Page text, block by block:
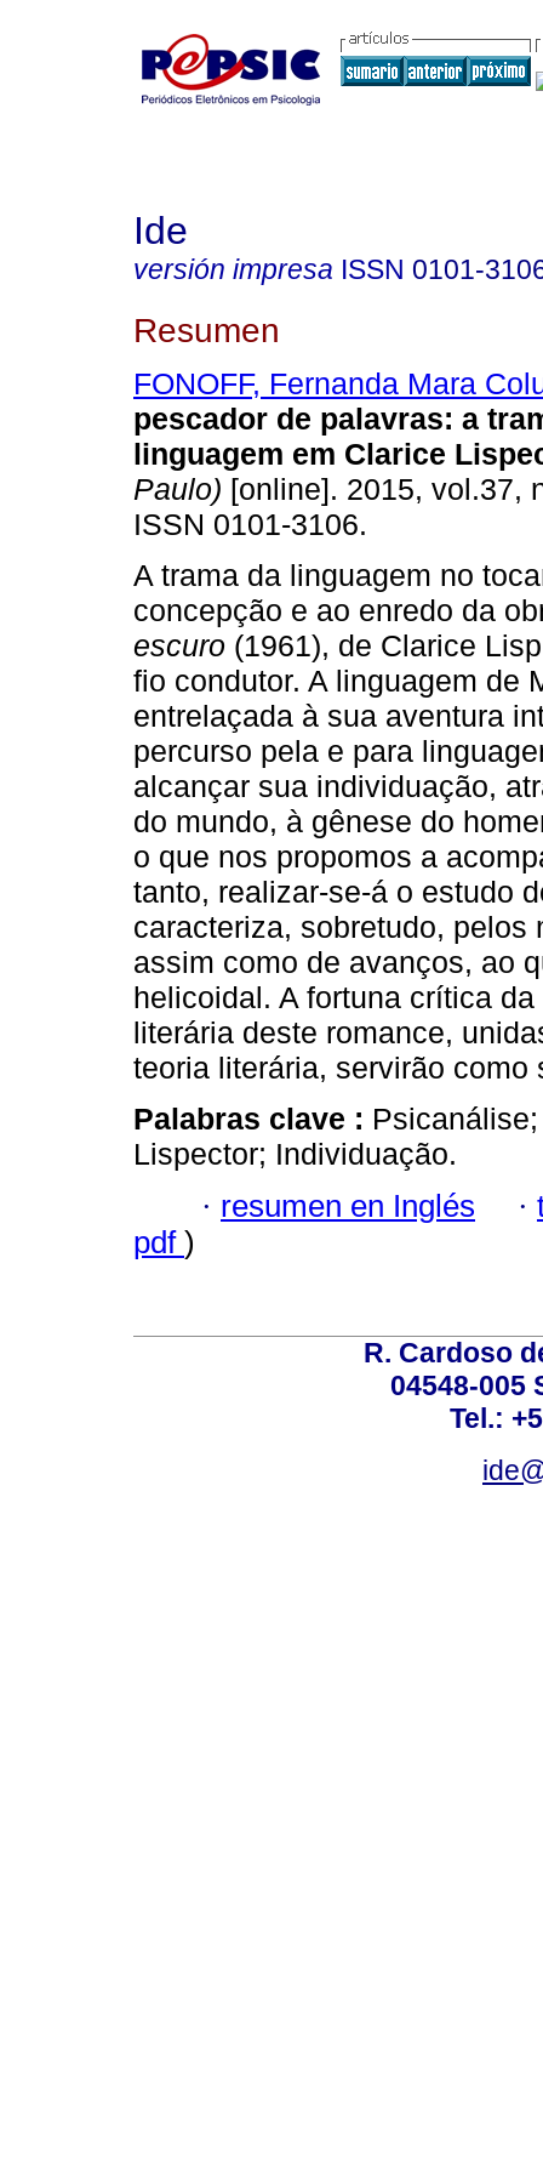
Ide
versión impresa ISSN 0101-
Resumen
FONOFF, Fernanda Mara
pescador de palavras: a
linguagem em Clarice
Paulo) [online]. 2015, vol.37,
ISSN 0101-3106.
A trama da linguagem no
concepção e ao enredo da
escuro (1961), de Clarice
fio condutor. A linguagem de
entrelaçada à sua aventura
percurso pela e para
alcançar sua individuação,
do mundo, à gênese do
o que nos propomos a
tanto, realizar-se-á o estudo
caracteriza, sobretudo,
assim como de avanços, ao
helicoidal. A fortuna crítica
literária deste romance,
teoria literária, servirão
Palabras clave :
Lispector; Individuação.
· resumen en Inglés ·
pdf )
R. Cardoso
04548-005
Tel.: